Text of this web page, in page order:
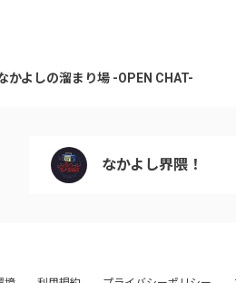
かよしの溜まり場 -OPEN CHAT-
なかよし界隈！